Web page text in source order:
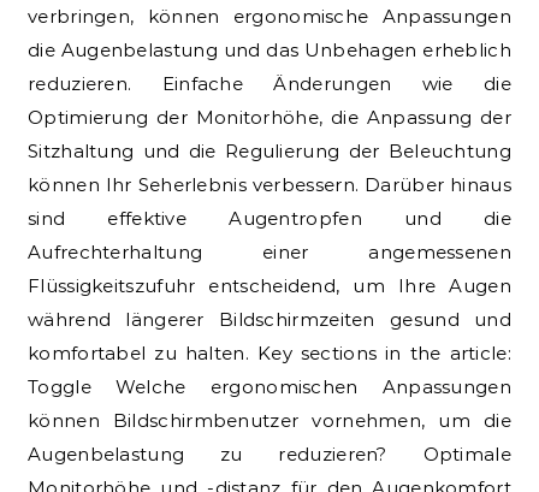
verbringen, können ergonomische Anpassungen
die Augenbelastung und das Unbehagen erheblich
reduzieren. Einfache Änderungen wie die
Optimierung der Monitorhöhe, die Anpassung der
Sitzhaltung und die Regulierung der Beleuchtung
können Ihr Seherlebnis verbessern. Darüber hinaus
sind effektive Augentropfen und die
Aufrechterhaltung einer angemessenen
Flüssigkeitszufuhr entscheidend, um Ihre Augen
während längerer Bildschirmzeiten gesund und
komfortabel zu halten. Key sections in the article:
Toggle Welche ergonomischen Anpassungen
können Bildschirmbenutzer vornehmen, um die
Augenbelastung zu reduzieren? Optimale